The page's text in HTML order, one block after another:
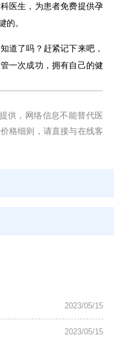
医生，为患者免费提供孕
的。
道了吗？赶紧记下来吧，
一次成功，拥有自己的健
供，网络信息不能替代医
格细则，请直接与在线客
2023/05/15
2023/05/15